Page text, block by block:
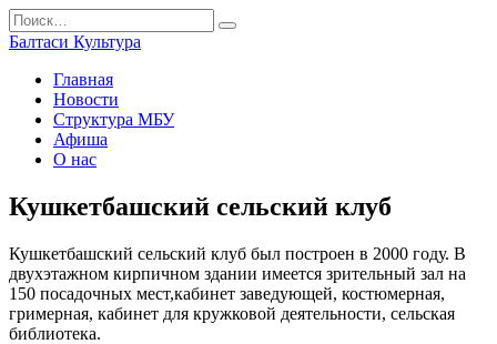
Перейти
к
содержанию
Search
for:
Балтаси Культура
Главная
Новости
Структура МБУ
Афиша
О нас
Кушкетбашский сельский клуб
Кушкетбашский сельский клуб был построен в 2000 году. В
двухэтажном кирпичном здании имеется зрительный зал на
150 посадочных мест,кабинет заведующей, костюмерная,
гримерная, кабинет для кружковой деятельности, сельская
библиотека.